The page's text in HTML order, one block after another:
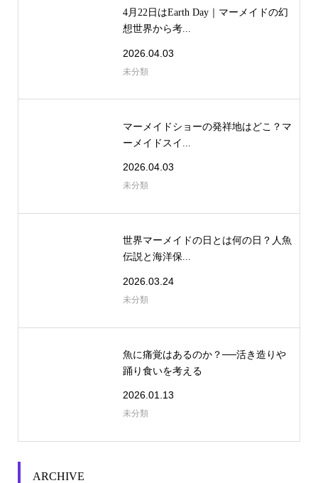
4月22日はEarth Day｜マーメイドの幻
想世界から考...
2026.04.03
未分類
マーメイドショーの発祥地はどこ？マ
ーメイドスイ...
2026.04.03
未分類
世界マーメイドの日とは何の日？人魚
伝説と海洋保...
2026.03.24
未分類
魚に痛覚はあるのか？──活き造りや
踊り食いを考える
2026.01.13
未分類
ARCHIVE